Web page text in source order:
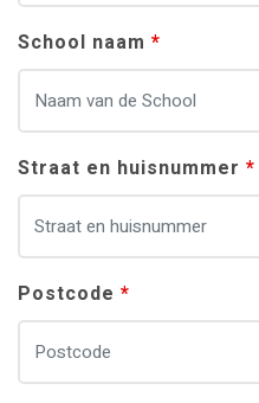
blank
School naam
Straat en huisnummer
Postcode